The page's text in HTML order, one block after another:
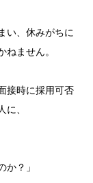
い、休みがちに
ません。
接時に採用可否
、
か？」